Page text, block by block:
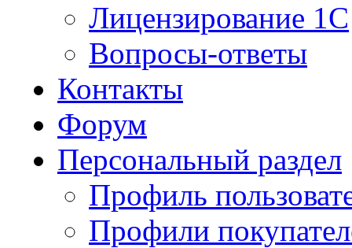
Лицензирование 1С
Вопросы-ответы
Контакты
Форум
Персональный раздел
Профиль
Профили